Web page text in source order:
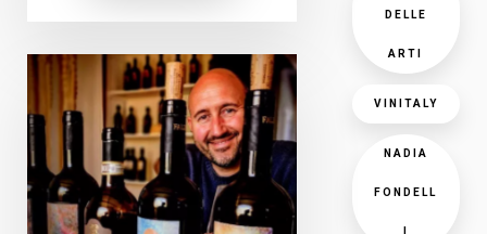
DELLE
ARTI
VINITALY
NADIA
FONDELL